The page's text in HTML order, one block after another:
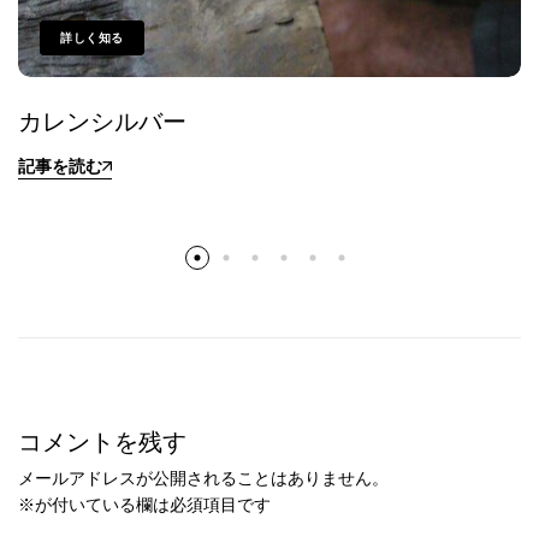
詳しく知る
カレンシルバー
記事を読む
コメントを残す
メールアドレスが公開されることはありません。
※が付いている欄は必須項目です